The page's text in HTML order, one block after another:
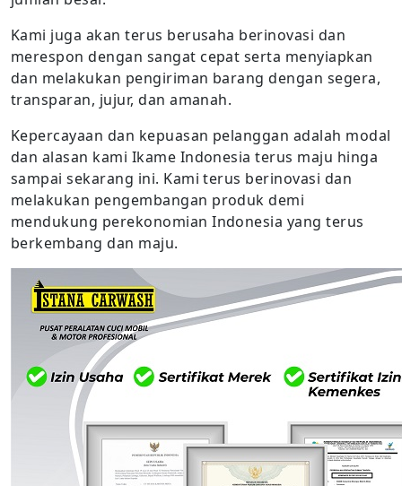
Kami juga akan terus berusaha berinovasi dan
merespon dengan sangat cepat serta menyiapkan
dan melakukan pengiriman barang dengan segera,
transparan, jujur, dan amanah.
Kepercayaan dan kepuasan pelanggan adalah modal
dan alasan kami Ikame Indonesia terus maju hinga
sampai sekarang ini. Kami terus berinovasi dan
melakukan pengembangan produk demi
mendukung perekonomian Indonesia yang terus
berkembang dan maju.